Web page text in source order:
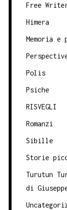
Free
Himera
Memoria e
Polis
Psiche
RISVEGLI
Romanzi
Sibille
Storie
Turutun
di